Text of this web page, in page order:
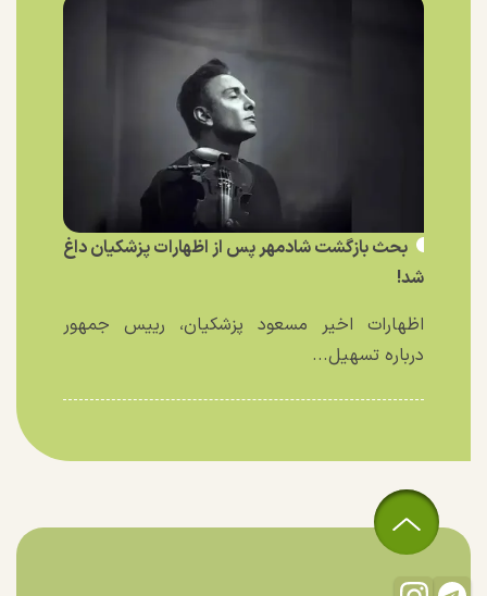
بحث بازگشت شادمهر پس از اظهارات پزشکیان داغ
شد!
اظهارات اخیر مسعود پزشکیان، رییس جمهور
درباره تسهیل...